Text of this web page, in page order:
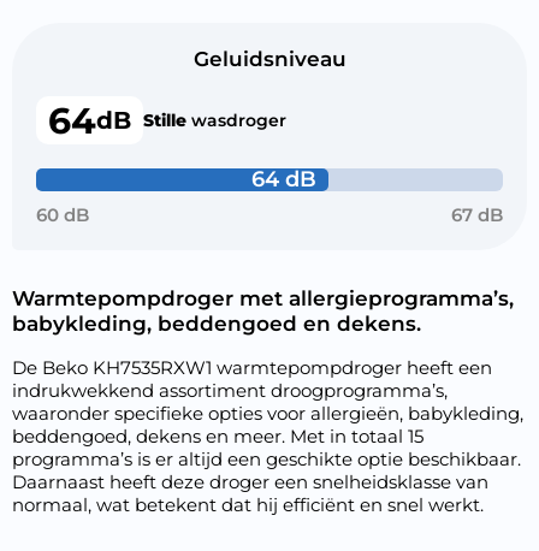
Geluidsniveau
64dB Stille wasdroger
64 dB
60 dB 67 dB
Warmtepompdroger met allergieprogramma’s,
babykleding, beddengoed en dekens.
De Beko KH7535RXW1 warmtepompdroger heeft een
indrukwekkend assortiment droogprogramma’s,
waaronder specifieke opties voor allergieën, babykleding,
beddengoed, dekens en meer. Met in totaal 15
programma’s is er altijd een geschikte optie beschikbaar.
Daarnaast heeft deze droger een snelheidsklasse van
normaal, wat betekent dat hij efficiënt en snel werkt.